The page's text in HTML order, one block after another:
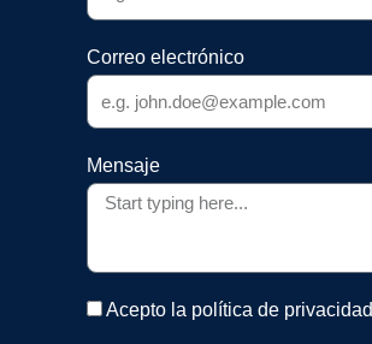
Correo electrónico
Mensaje
Acepto la política de privacidad